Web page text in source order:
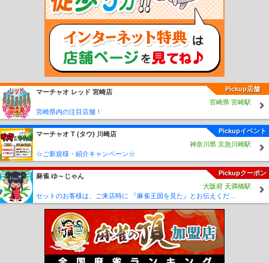
生田駅 読売ランド前駅 百合ヶ丘駅 新百合ヶ丘駅 柿生駅
小田急相模原駅 相武台前駅 座間駅 本厚木駅 愛甲石田駅 伊勢原駅
東海大学前駅 秦野駅 渋沢駅 新松田駅 開成駅 栢山駅 富水駅
東林間駅 中央林間駅 南林間駅 鶴間駅 大和駅 桜ヶ丘駅
六会日大前駅 善行駅 藤沢本町駅 本鵠沼駅
五月台駅 栗平駅 黒川駅 はるひ野駅 新丸子駅 元住吉駅
大倉山駅 妙蓮寺駅 白楽駅 東白楽駅 反町駅 二子新地駅
駅
梶が谷駅 宮崎台駅 宮前平駅 鷺沼駅 たまプラーザ駅 あざみ野駅
江田駅
市が尾駅
藤が丘駅 青葉台駅 田奈駅 こどもの国駅
京急川
崎駅
鶴見市場駅 神奈川駅
戸部駅
日ノ出町駅
黄金町駅 南太田駅 井土ヶ谷駅 弘明寺駅 上大岡駅 屏風浦駅
杉田
駅
京急富岡駅 能見台駅 金沢文庫駅 金沢八景駅 追浜駅 京急田浦駅
安針塚
駅
逸見駅 京急大津駅
馬堀海岸
駅
浦賀駅 港町駅 鈴木町駅 川崎大師駅
六
浦駅
神武寺駅 新逗子駅 新大津駅 北久里浜駅 ＹＲＰ野比駅 京急長沢駅
津久
井浜駅
三浦海岸駅 三崎口駅 星川駅
和田町駅
上星川駅
瀬谷駅
相模大塚
駅
さがみ野駅 かしわ台駅 南万騎が原駅 緑園都市駅 弥生台駅 いずみ野駅
ゆめが丘駅 新高島駅 みなとみらい駅 馬車道駅 日本大通り駅
緑町駅 井細田駅 五百羅漢駅 穴部駅 飯田岡駅 相模沼田駅
和田河原駅 富士フイルム前駅 大雄山駅 中川駅 センター北駅
仲町台駅 新羽駅 北新横浜駅 岸根公園駅 片倉町駅 三ツ沢上町駅
高島町駅 伊勢佐木長者町駅 阪東橋駅 吉野町駅 蒔田駅
Pickup店舗
マーチャオ レッド 宮崎店
宮崎県 宮崎駅
宮崎県内の注目店舗！
Pickupイベント
マーチャオ Τ (タウ) 川崎店
神奈川県 京急川崎駅
☆ご新規様・紹介キャンペーン☆
Pickupクーポン
麻雀 ゆ～じゃん
大阪府 天満橋駅